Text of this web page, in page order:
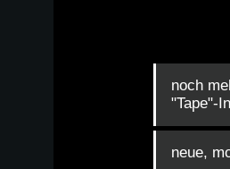
noch
"Tape"-
neue,